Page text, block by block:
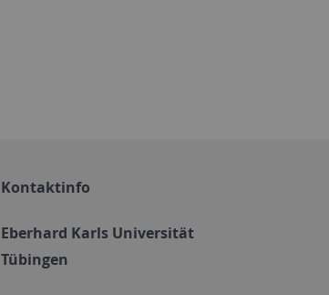
Kontaktinfo
Eberhard Karls Universität
Tübingen